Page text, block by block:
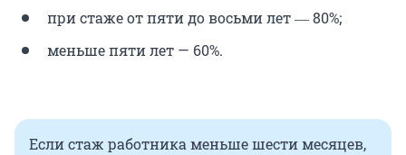
при стаже от пяти до восьми лет ― 80%;
меньше пяти лет — 60%.
Если стаж работника меньше шести месяцев,